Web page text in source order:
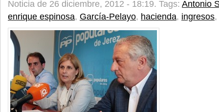
Noticia de 26 diciembre, 2012 - 18:19. Tags: Antonio
enrique espinosa, García-Pelayo, hacienda, ingresos,